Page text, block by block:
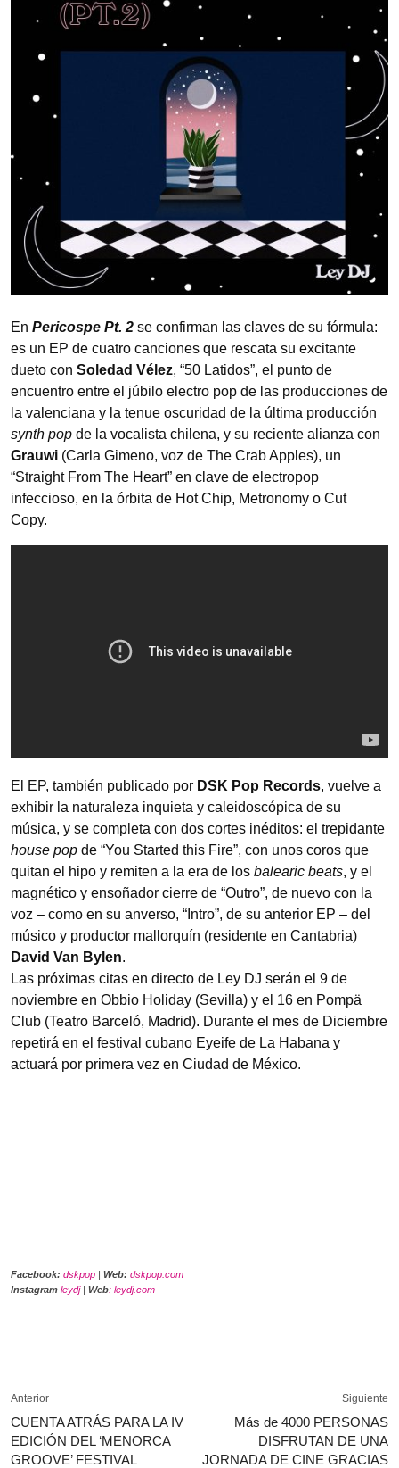
En Pericospe Pt. 2 se confirman las claves de su fórmula:
es un EP de cuatro canciones que rescata su excitante
dueto con Soledad Vélez, “50 Latidos”, el punto de
encuentro entre el júbilo electro pop de las producciones de
la valenciana y la tenue oscuridad de la última producción
synth pop de la vocalista chilena, y su reciente alianza con
Grauwi (Carla Gimeno, voz de The Crab Apples), un
“Straight From The Heart” en clave de electropop
infeccioso, en la órbita de Hot Chip, Metronomy o Cut
Copy.
El EP, también publicado por DSK Pop Records, vuelve a
exhibir la naturaleza inquieta y caleidoscópica de su
música, y se completa con dos cortes inéditos: el trepidante
house pop de “You Started this Fire”, con unos coros que
quitan el hipo y remiten a la era de los balearic beats, y el
magnético y ensoñador cierre de “Outro”, de nuevo con la
voz – como en su anverso, “Intro”, de su anterior EP – del
músico y productor mallorquín (residente en Cantabria)
David Van Bylen.
Las próximas citas en directo de Ley DJ serán el 9 de
noviembre en Obbio Holiday (Sevilla) y el 16 en Pompä
Club (Teatro Barceló, Madrid). Durante el mes de Diciembre
repetirá en el festival cubano Eyeife de La Habana y
actuará por primera vez en Ciudad de México.
Facebook: dskpop | Web: dskpop.com
Instagram leydj| Web: leydj.com
Anterior
CUENTA ATRÁS PARA LA IV
EDICIÓN DEL ‘MENORCA
GROOVE’ FESTIVAL
Siguiente
Más de 4000 PERSONAS
DISFRUTAN DE UNA
JORNADA DE CINE GRACIAS